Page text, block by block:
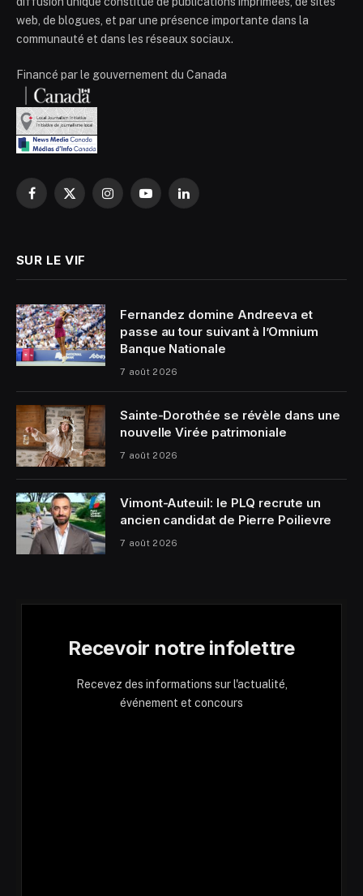
web, de blogues, et par une présence importante dans la
communauté et dans les réseaux sociaux.
Financé par le gouvernement du Canada
Facebook
X
InstagramYouTubeLinkedIn
SUR LE VIF
Fernandez domine Andreeva et
passe au tour suivant à l’Omnium
Banque Nationale
7 août 2026
Sainte-Dorothée se révèle dans une
nouvelle Virée patrimoniale
7 août 2026
Vimont-Auteuil: le PLQ recrute un
ancien candidat de Pierre Poilievre
7 août 2026
Recevoir notre infolettre
Recevez des informations sur l'actualité,
événement et concours